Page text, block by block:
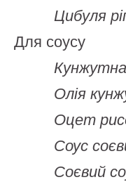
Цибуля
Для соусу
Олія
Оцет
Соус
Соєвий